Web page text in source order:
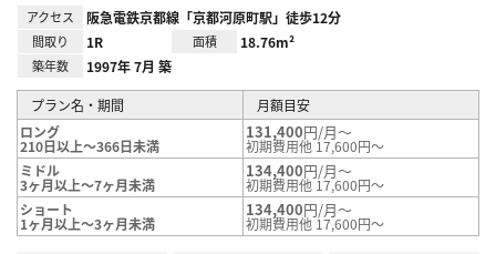
アクセス 阪急電鉄京都線「京都河原町駅」徒歩12分
間取り 1R 面積 18.76m²
築年数 1997年 7月 築
プラン名・期間
月額目安
ロング
210日以上～366日未満
131,400円/月～
初期費用他 17,600円～
ミドル
3ヶ月以上～7ヶ月未満
134,400円/月～
初期費用他 17,600円～
ショート
1ヶ月以上～3ヶ月未満
134,400円/月～
初期費用他 17,600円～